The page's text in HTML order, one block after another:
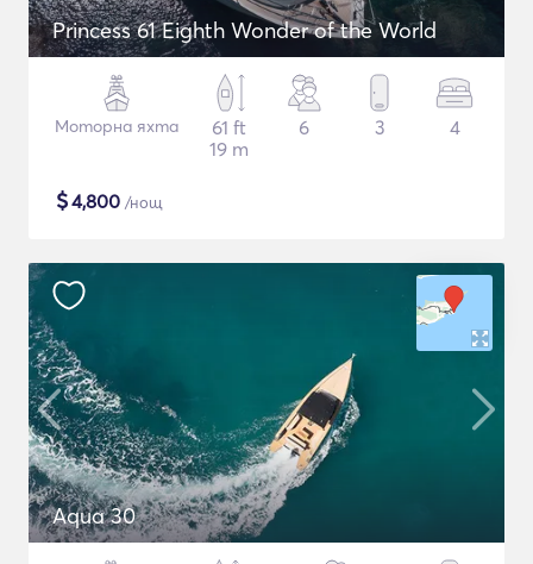
Princess 61 Eighth Wonder of the World
Моторна яхта
61 ft
19 m
6 3 4
$4,800 /нощ
Aqua 30